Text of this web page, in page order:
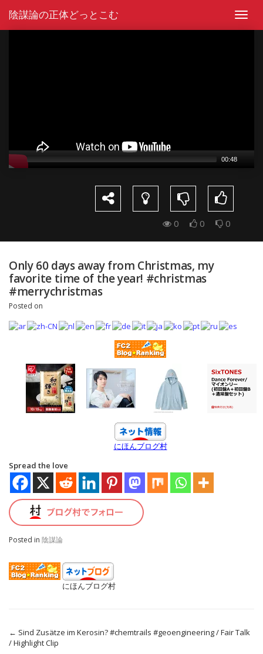
陰謀論の正体どっとこむ
00:48
0 0 0
Only 60 days away from Christmas, my
favorite time of the year! #christmas
#merrychristmas
Posted on
にほんブログ村
Spread the love
Posted in 陰謀論
にほんブログ村
← Sind Zusätze im Kerosin? #chemtrails #geoengineering / Fair Talk
/ Highlight Clip